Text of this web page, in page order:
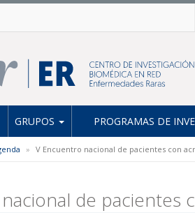
GRUPOS PROGRAMAS DE
V Encuentro nacional de pacientes con
de pacientes